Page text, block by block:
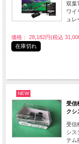
双葉
ワイ
ュレ
価格： 28,182円(税込
在庫切れ
NEW
受信
クシ
受信
シス
テム